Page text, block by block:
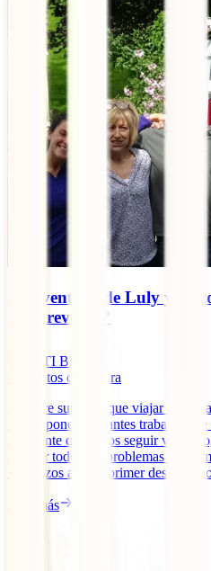
La aventura de Luly y
“Imprevistos”
IATI Blog
minutos de lectura
Siempre supimos que viajar no iba
ruta te pone constantes trabas y
realmente queremos seguir
superar todos los problemas del
los brazos ante el primer
Leer más